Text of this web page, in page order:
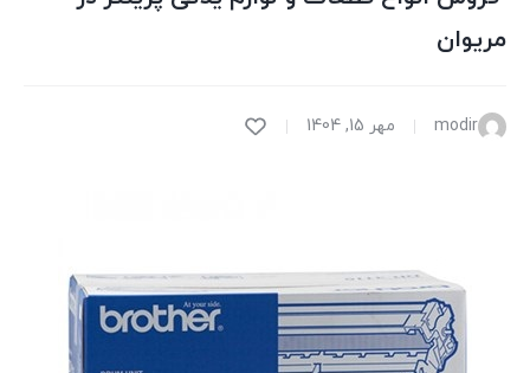
مریوان
modir مهر 15, 1404